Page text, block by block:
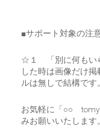
■サポート対象の注
☆１ 「別に何もい
した時は画像だけ
ルは無しで結構です。
お気軽に「○○ tomy
みお願いいたします。